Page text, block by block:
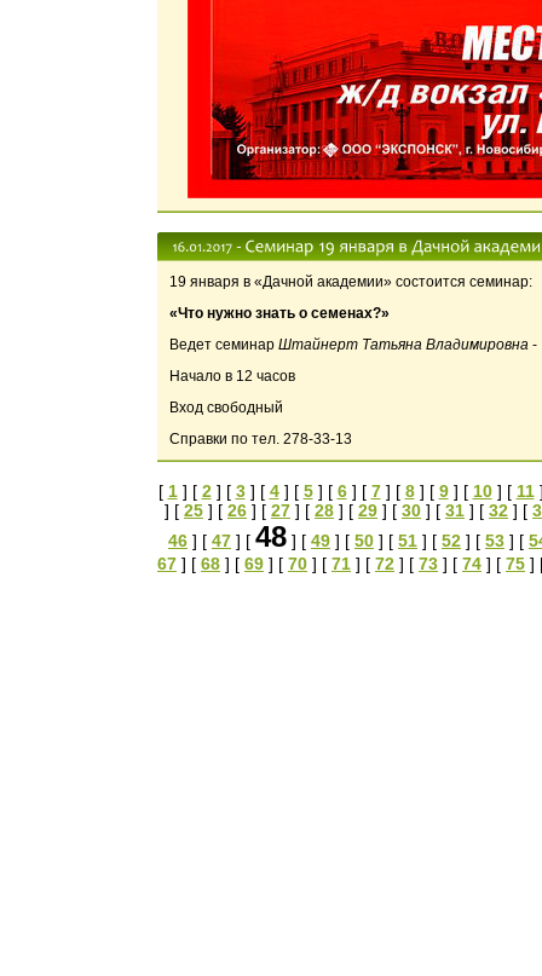
19 января в «Дачной академии» состоится семинар:
«Что нужно знать о семенах?»
Ведет семинар Штайнерт Татьяна Владимировна -
Начало в 12 часов
Вход свободный
Справки по тел. 278-33-13
[ 1] [ 2] [ 3] [ 4] [ 5] [ 6] [ 7] [ 8] [ 9] [ 10] [ 11
] [ 25 ] [ 26 ] [ 27 ] [ 28 ] [ 29 ] [ 30 ] [ 31 ] [ 32 ] [
46 ] [ 47 ] [ 48 ] [ 49 ] [ 50 ] [ 51 ] [ 52 ] [ 53 ] [
67 ] [ 68 ] [ 69 ] [ 70 ] [ 71 ] [ 72 ] [ 73 ] [ 74 ] [ 75 ]